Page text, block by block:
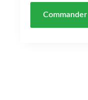
Commander